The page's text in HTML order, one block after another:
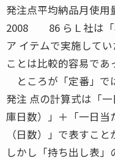
発注点平均納品月使用
2008 86 らＬ社は「
ア イテムで実施して
ことは比較的容易であ
ところが「定番」で
発注 点の計算式は「
庫日数）」＋「一日
（日数）」で表すこと
しかし「持ち出し表